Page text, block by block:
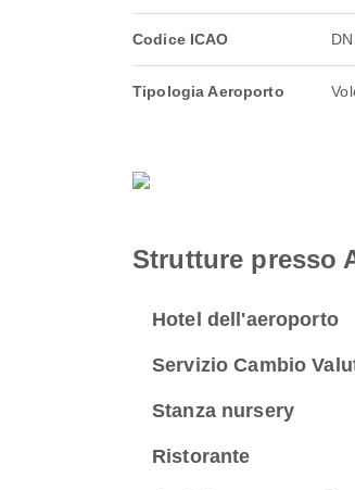
Codice ICAO
Tipologia Aeroporto
Strutture presso
Hotel dell'aeroporto
Servizio Cambio
Stanza nursery
Ristorante